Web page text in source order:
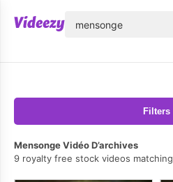
Filters
Mensonge Vidéo D’archives
9 royalty free stock videos matching